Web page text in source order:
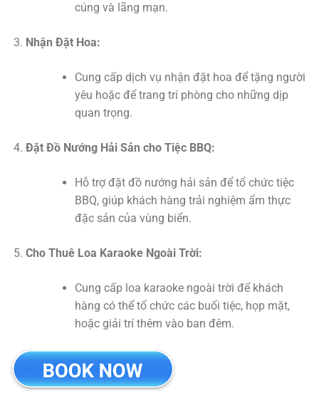
cúng và lãng mạn.
Nhận Đặt Hoa:
Cung cấp dịch vụ nhận đặt hoa để tặng người
yêu hoặc để trang trí phòng cho những dịp
quan trọng.
Đặt Đồ Nướng Hải Sản cho Tiệc BBQ:
Hỗ trợ đặt đồ nướng hải sản để tổ chức tiệc
BBQ, giúp khách hàng trải nghiệm ẩm thực
đặc sản của vùng biển.
Cho Thuê Loa Karaoke Ngoài Trời:
Cung cấp loa karaoke ngoài trời để khách
hàng có thể tổ chức các buổi tiệc, họp mặt,
hoặc giải trí thêm vào ban đêm.